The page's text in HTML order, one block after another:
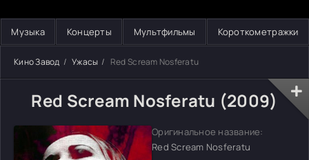
Музыка Концерты Мультфильмы Короткометражки
Кино Завод Ужасы Red Scream Nosferatu
Red Scream Nosferatu (2009)
Оригинальное название:
Red Scream Nosferatu